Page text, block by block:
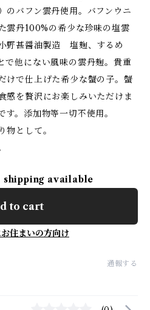
のバフン雲丹使用。バフンウニ
雲丹100%の希少な珍味の塩雲
野甚醤油製造 塩麹、するめ
で他にない風味の雲丹麹。貴重
けで仕上げた希少な蟹の子。蟹
感を贅沢にお楽しみいただけま
。添加物等一切不使用。
物として。
available
to cart
住まいの方向け
通報する